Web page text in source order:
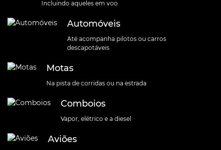
Incluindo aqueles em voo
Automóveis
Até acompanha pilotos ou carros
descapotáveis
Motas
Na pista de corridas ou na estrada
Comboios
Vapor, elétrico e a diesel
Aviões